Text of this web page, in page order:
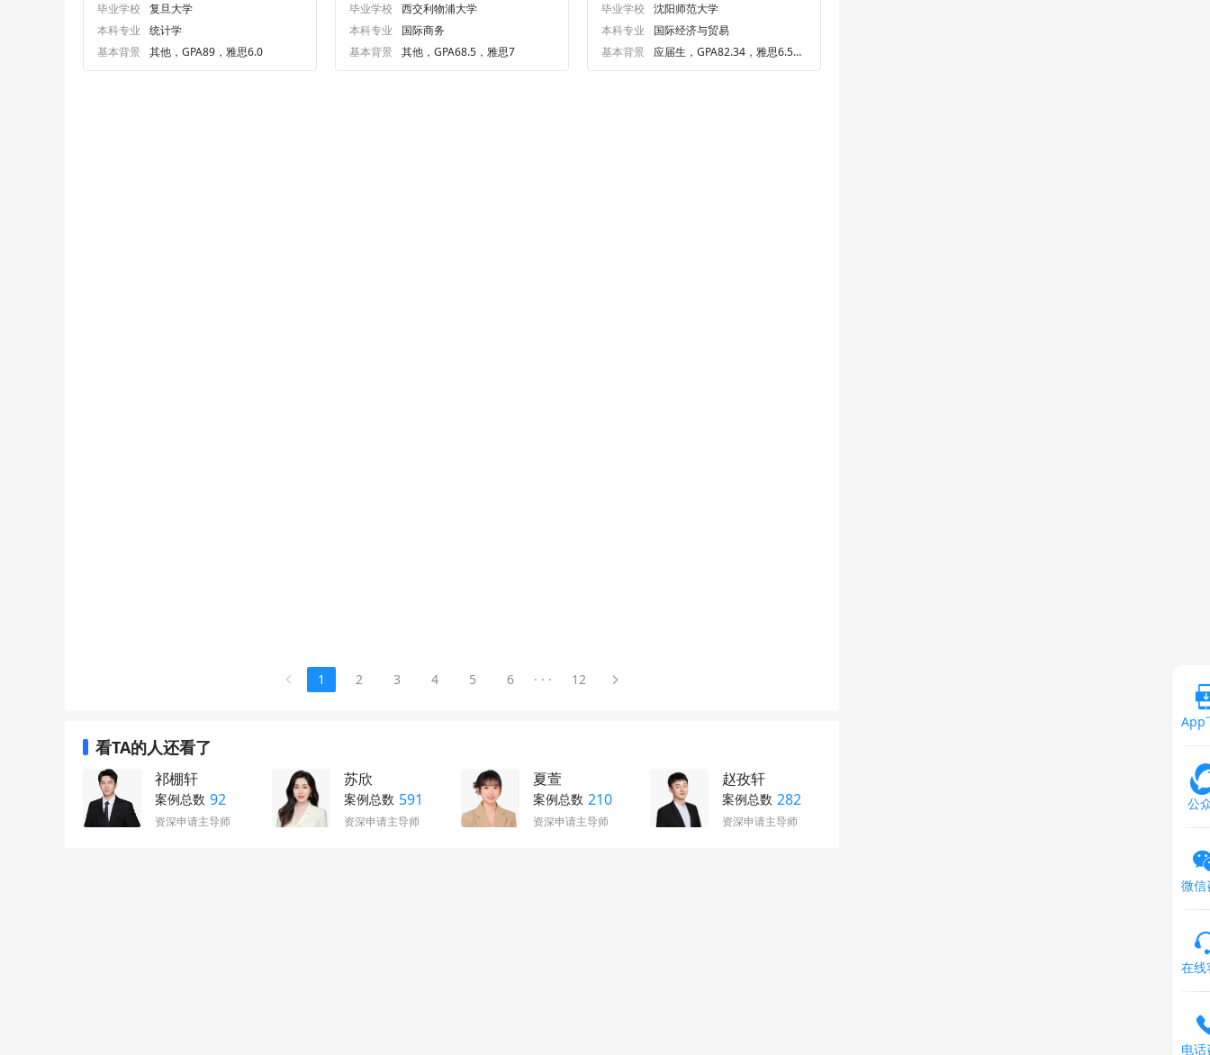
毕业学校
复旦大学
本科专业
统计学
基本背景
其他，GPA89，雅思6.0
毕业学校
西交利物浦大学
本科专业
国际商务
基本背景
其他，GPA68.5，雅思7
毕业学校
沈阳师范大学
本科专业
国际经济与贸易
基本背景
应届生，GPA82.34，雅思6.5、
1 2 3 4 5 6 · · · 12
看TA的人还看了
祁棚轩
案例总数 92
资深申请主导师
苏欣
案例总数 591
资深申请主导师
夏萱
案例总数 210
资深申请主导师
赵孜轩
案例总数 282
资深申请主导师
App
公
微信
在线
电话